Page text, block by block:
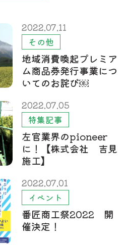
2022.07.11
その他
地域消費喚起プレミア
ム商品券発行事業につ
いてのお詫び￼
2022.07.05
特集記事
左官業界のpioneer
に！【株式会社 吉見
施工】
2022.07.01
イベント
番匠商工祭2022 開
催決定！